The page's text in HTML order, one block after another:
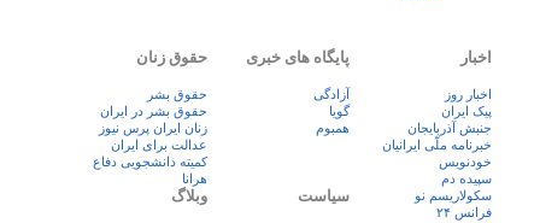
اخبار
اخبار روز
پيک ايران
جنبش آذربایجان
خبرنامه ملّی ایرانیان
خودنویس
سپیده دم
سکولاریسم نو
فرانس ۲۴
پایگاه های خبری
آزادگی
گویا
همبوم
حقوق زنان
حقوق بشر
حقوق بشر در ایران
زنان ايران پرس نيوز
عدالت برای ایران
کمیته دانشجویی دفاع
هرانا
سیاست وبلاگ